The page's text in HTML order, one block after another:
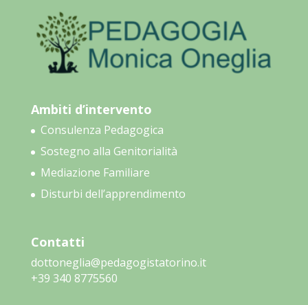
Ambiti d’intervento
Consulenza Pedagogica
Sostegno alla Genitorialità
Mediazione Familiare
Disturbi dell’apprendimento
Contatti
dottoneglia@pedagogistatorino.it
‭+39 340 8775560‬